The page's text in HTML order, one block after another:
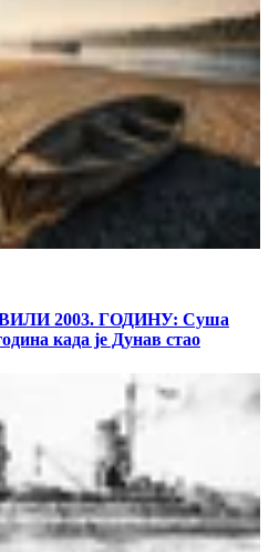
2003. ГОДИНУ: Суша
када је Дунав стао